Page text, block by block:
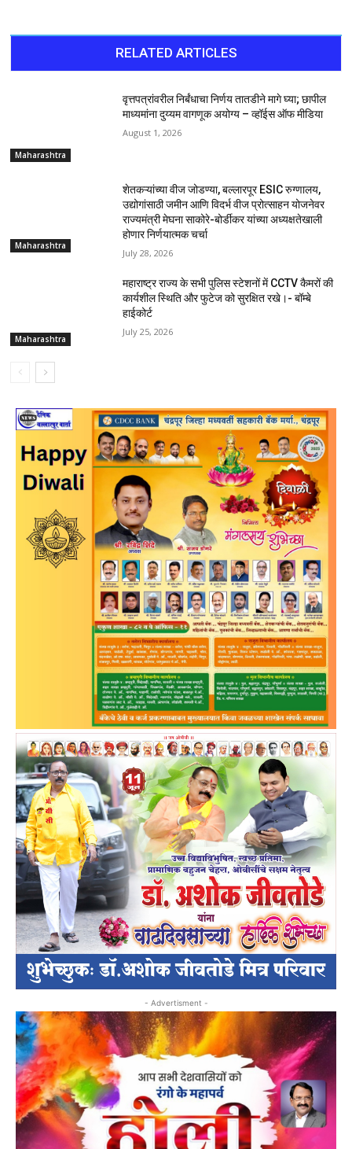
RELATED ARTICLES
Maharashtra
वृत्तपत्रांवरील निर्बंधाचा निर्णय तातडीने मागे घ्या; छापील
माध्यमांना दुय्यम वागणूक अयोग्य – व्हॉईस ऑफ मीडिया
August 1, 2026
Maharashtra
शेतकऱ्यांच्या वीज जोडण्या, बल्लारपूर ESIC रुग्णालय,
उद्योगांसाठी जमीन आणि विदर्भ वीज प्रोत्साहन योजनेवर
राज्यमंत्री मेघना साकोरे-बोर्डीकर यांच्या अध्यक्षतेखाली
होणार निर्णयात्मक चर्चा
July 28, 2026
Maharashtra
महाराष्ट्र राज्य के सभी पुलिस स्टेशनों में CCTV कैमरों की
कार्यशील स्थिति और फुटेज को सुरक्षित रखे।- बॉम्बे
हाईकोर्ट
July 25, 2026
- Advertisment -